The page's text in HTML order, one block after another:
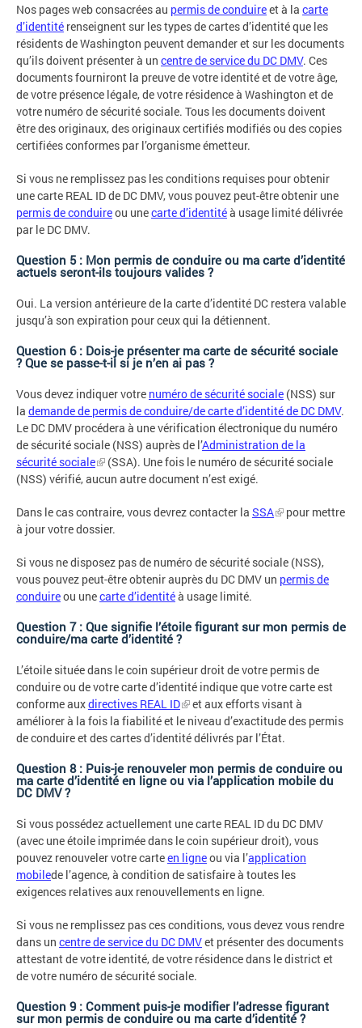
Nos pages web consacrées au permis de conduireet à la carte
d’identité renseignent sur les types de cartes d’identité que les
résidents de Washington peuvent demander et sur les documents
qu’ils doivent présenter à un centre de service du DC DMV. Ces
documents fourniront la preuve de votre identité et de votre âge,
de votre présence légale, de votre résidence à Washington et de
votre numéro de sécurité sociale. Tous les documents doivent
être des originaux, des originaux certifiés modifiés ou des copies
certifiées conformes par l’organisme émetteur.
Si vous ne remplissez pas les conditions requises pour obtenir
une carte REAL ID de DC DMV, vous pouvez peut-être obtenir une
permis de conduireou unecarte d’identitéà usage limité délivrée
par le DC DMV.
Question 5 : Mon permis de conduire ou ma carte d’identité
actuels seront-ils toujours valides ?
Oui. La version antérieure de la carte d’identité DC restera valable
jusqu’à son expiration pour ceux qui la détiennent.
Question 6 : Dois-je présenter ma carte de sécurité sociale
? Que se passe-t-il si je n’en ai pas ?
Vous devez indiquer votre numéro de sécurité sociale (NSS) sur
la demande de permis de conduire/de carte d’identité de DC DMV.
Le DC DMV procédera à une vérification électronique du numéro
de sécurité sociale (NSS) auprès de l’Administration de la
sécurité sociale
(SSA). Une fois le numéro de sécurité sociale
(NSS) vérifié, aucun autre document n’est exigé.
Dans le cas contraire, vous devrez contacter la SSA
pour mettre
à jour votre dossier.
Si vous ne disposez pas de numéro de sécurité sociale (NSS),
vous pouvez peut-être obtenir auprès du DC DMV un permis de
conduireou unecarte d’identitéà usage limité.
Question 7 : Que signifie l’étoile figurant sur mon permis de
conduire/ma carte d’identité ?
L’étoile située dans le coin supérieur droit de votre permis de
conduire ou de votre carte d’identité indique que votre carte est
conforme auxdirectives REAL ID
et aux efforts visant à
améliorer à la fois la fiabilité et le niveau d’exactitude des permis
de conduire et des cartes d’identité délivrés par l’État.
Question 8 : Puis-je renouveler mon permis de conduire ou
ma carte d’identité en ligne ou via l’application mobile du
DC DMV ?
Si vous possédez actuellement une carte REAL ID du DC DMV
(avec une étoile imprimée dans le coin supérieur droit), vous
pouvez renouveler votre carteen ligneou via l’application
mobilede l’agence, à condition de satisfaire à toutes les
exigences relatives aux renouvellements en ligne.
Si vous ne remplissez pas ces conditions, vous devez vous rendre
dans un centre de service du DC DMVet présenter des documents
attestant de votre identité, de votre résidence dans le district et
de votre numéro de sécurité sociale.
Question 9 : Comment puis-je modifier l’adresse figurant
sur mon permis de conduire ou ma carte d’identité ?